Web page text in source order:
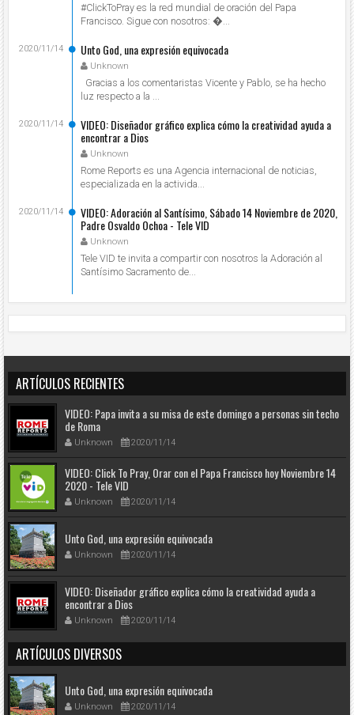
#ClickToPray es la red mundial de oración del Papa
Francisco. Sigue con nosotros: ...
Unto God, una expresión equivocada
Unknown
2020/11/14
Gracias a los comentaristas Vicente y Pablo, se ha hecho
luz respecto a la ...
VIDEO: Diseñador gráfico explica cómo la creatividad ayuda a
encontrar a Dios
Unknown
2020/11/14
Rome Reports es una Agencia internacional de noticias,
especializada en la activida...
VIDEO: Adoración al Santísimo, Sábado 14 Noviembre de 2020,
Padre Osvaldo Ochoa - Tele VID
Unknown
2020/11/14
Tele VID te invita a compartir con nosotros la Adoración al
Santísimo Sacramento de...
ARTÍCULOS RECIENTES
VIDEO: Papa invita a su misa de este domingo a personas sin techo
de Roma
Unknown 2020/11/14
VIDEO: Click To Pray, Orar con el Papa Francisco hoy Noviembre 14
2020 - Tele VID
Unknown 2020/11/14
Unto God, una expresión equivocada
Unknown 2020/11/14
VIDEO: Diseñador gráfico explica cómo la creatividad ayuda a
encontrar a Dios
Unknown 2020/11/14
ARTÍCULOS DIVERSOS
Unto God, una expresión equivocada
Unknown 2020/11/14